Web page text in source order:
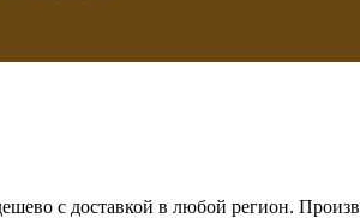
с доставкой в любой регион.